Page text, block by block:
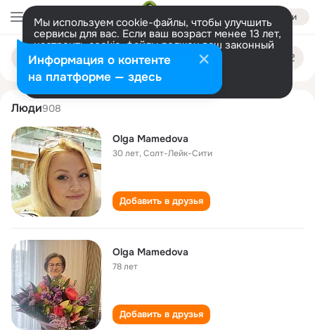
Войти
Мы используем cookie-файлы, чтобы улучшить
сервисы для вас. Если ваш возраст менее 13 лет,
настроить cookie-файлы должен ваш законный
представитель. Больше информации
Разрешить все Настроить
Поиск
людям
olga mamedova
Люди908
Olga Mamedova
30 лет,Солт-Лейк-Сити
Добавить в друзья
Olga Mamedova
78 лет
Добавить в друзья
Информация о контенте
на платформе — здесь